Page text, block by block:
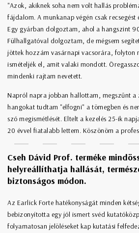
"Azok, akiknek soha nem volt hallás
fájdalom. A munkanap végén csak
Egy gyárban dolgoztam, ahol a hangszint
Fülhallgatóval dolgoztam, de mégsem
jöttek hozzám vasárnapi vacsorára, folyton
ismételjék el, amit valaki mondott.
mindenki rajtam nevetett.
Napról napra jobban hallottam, megszűnt a
hangokat tudtam "elfogni" a tömegben és
szó megismétlését. Eltelt a kezelés 25-ik
20 évvel fiatalabb lettem. Köszönöm a
Cseh Dávid Prof. terméke
helyreállíthatja hallását,
biztonságos módon.
Az Earlick Forte hatékonyságát minden
bebizonyította egy jól ismert svéd
folyamatosan jelöléseket kap kutatási